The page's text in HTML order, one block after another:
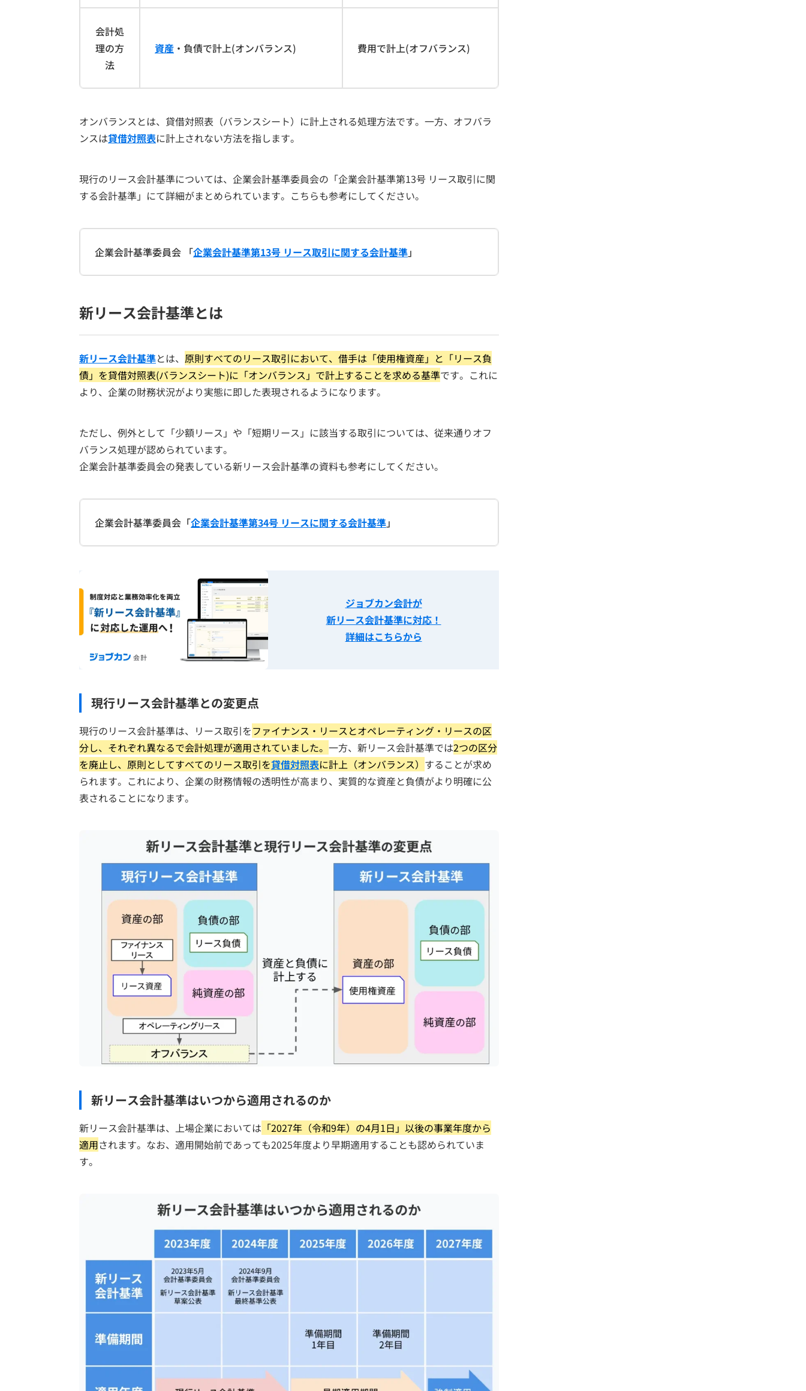
会計処
理の方
法
資産 ・負債で計上(オンバランス) 費用で計上(オフバランス)
オンバランスとは、貸借対照表（バランスシート）に計上される処理方法です。一方、オフバラ
ンスは貸借対照表に計上されない方法を指します。
現行のリース会計基準については、企業会計基準委員会の「企業会計基準第13号 リース取引に関
する会計基準」にて詳細がまとめられています。こちらも参考にしてください。
企業会計基準委員会 「企業会計基準第13号 リース取引に関する会計基準」
新リース会計基準とは
新リース会計基準とは、 原則すべてのリース取引において、借手は「使用権資産」と「リース負
債」を貸借対照表(バランスシート)に「オンバランス」で計上することを求める基準です。これに
より、企業の財務状況がより実態に即した表現されるようになります。
ただし、例外として「少額リース」や「短期リース」に該当する取引については、従来通りオフ
バランス処理が認められています。
企業会計基準委員会の発表している新リース会計基準の資料も参考にしてください。
企業会計基準委員会「企業会計基準第34号 リースに関する会計基準」
ジョブカン会計が
新リース会計基準に対応！
詳細はこちらから
現行リース会計基準との変更点
現行のリース会計基準は、リース取引をファイナンス・リースとオペレーティング・リースの区
分し、それぞれ異なるで会計処理が適用されていました。 一方、新リース会計基準では2つの区分
を廃止し、原則としてすべてのリース取引を貸借対照表に計上（オンバランス） することが求め
られます。これにより、企業の財務情報の透明性が高まり、実質的な資産と負債がより明確に公
表されることになります。
新リース会計基準はいつから適用されるのか
新リース会計基準は、上場企業においては 「2027年（令和9年）の4月1日」以後の事業年度から
適用されます。なお、適用開始前であっても2025年度より早期適用することも認められていま
す。